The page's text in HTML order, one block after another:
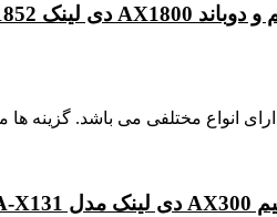
انواع مختلفی می باشد.